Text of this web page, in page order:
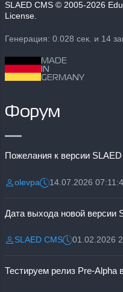
SLAED CMS © 2005-2026
License.
Генерация: 0.028 сек. и 14
MADE
IN
GERMANY
Форум
Пожелания к версии
Разместил:
olevpaДата:14.07.2026
Дата выхода новой версии
Разместил:
SLAED CMSДата:01.02.2026